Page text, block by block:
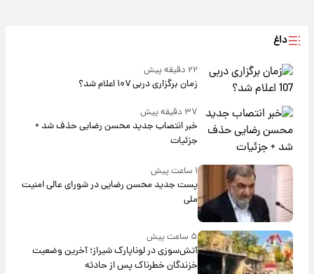
داغ
۲۲ دقیقه پیش
زمان برگزاری دربی ۱۰۷ اعلام شد؟
۳۷ دقیقه پیش
خبر انتصاب جدید محسن رضایی حذف شد +
جزئیات
۱ ساعت پیش
پست جدید محسن رضایی در شورای عالی امنیت
ملی
۵ ساعت پیش
آتش‌سوزی در لوناپارک شیراز؛ آخرین وضعیت
خزندگان خطرناک پس از حادثه